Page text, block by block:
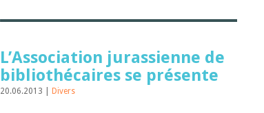
L’Association jurassienne de
bibliothécaires se présente
20.06.2013 | Divers